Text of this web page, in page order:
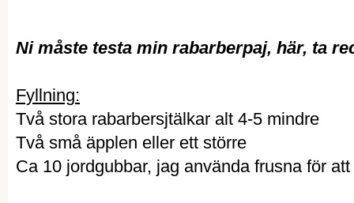
Ni måste testa min rabarberpaj, här, ta
Fyllning:
Två stora rabarbersjtälkar alt 4-5 mindre
Två små äpplen eller ett större
Ca 10 jordgubbar, jag använda frusna för